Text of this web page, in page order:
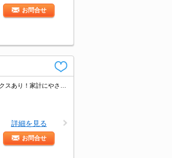
お問合せ
詳細を見る
お問合せ